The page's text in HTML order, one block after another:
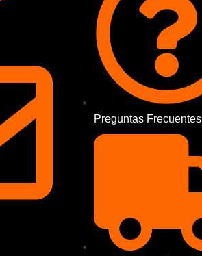
Preguntas Frecuentes